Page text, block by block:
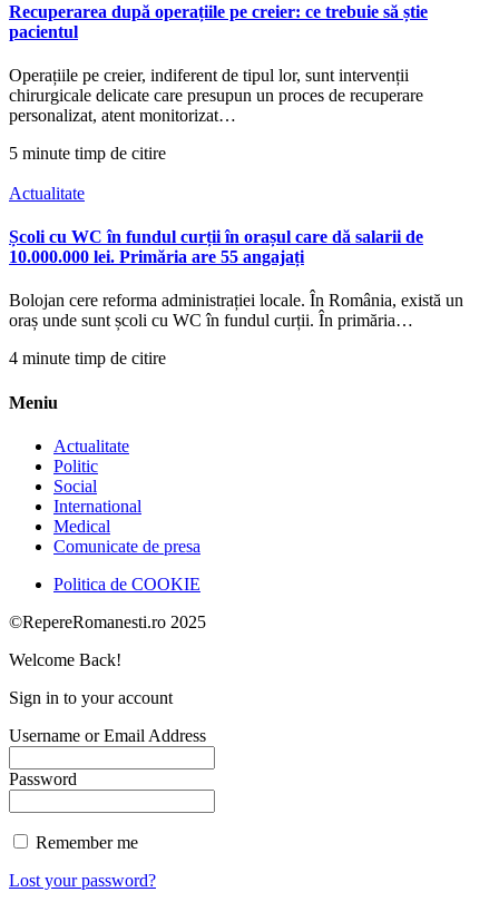
Recuperarea după operațiile pe creier: ce trebuie să știe
pacientul
Operațiile pe creier, indiferent de tipul lor, sunt intervenții
chirurgicale delicate care presupun un proces de recuperare
personalizat, atent monitorizat…
5 minute timp de citire
Actualitate
Școli cu WC în fundul curții în orașul care dă salarii de
10.000.000 lei. Primăria are 55 angajați
Bolojan cere reforma administrației locale. În România, există un
oraș unde sunt școli cu WC în fundul curții. În primăria…
4 minute timp de citire
Meniu
Actualitate
Politic
Social
International
Medical
Comunicate de presa
Politica de COOKIE
©RepereRomanesti.ro 2025
Welcome Back!
Sign in to your account
Username or Email Address
Password
Remember me
Lost your password?